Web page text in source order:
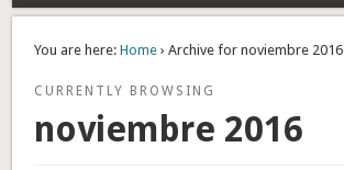
You are here: Home › Archive for noviembre 2016
CURRENTLY BROWSING
noviembre 2016